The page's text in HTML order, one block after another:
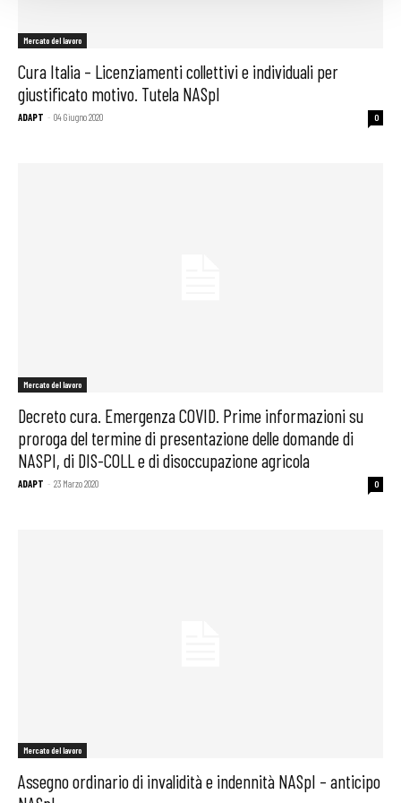
Mercato del lavoro
Cura Italia – Licenziamenti collettivi e individuali per
giustificato motivo. Tutela NASpI
ADAPT - 04 Giugno 2020 0
Mercato del lavoro
Decreto cura. Emergenza COVID. Prime informazioni su
proroga del termine di presentazione delle domande di
NASPI, di DIS-COLL e di disoccupazione agricola
ADAPT - 23 Marzo 2020 0
Mercato del lavoro
Assegno ordinario di invalidità e indennità NASpI – anticipo